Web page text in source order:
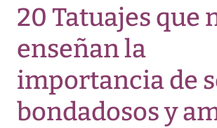
content
20 Tatuajes que
enseñan la
importancia de
bondadosos y